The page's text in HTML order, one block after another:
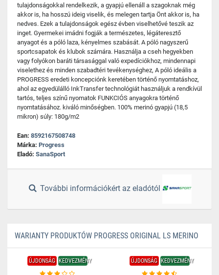
tulajdonságokkal rendelkezik, a gyapjú ellenáll a szagoknak még
akkor is, ha hosszú ideig viselik, és melegen tartja Önt akkor is, ha
nedves. Ezek a tulajdonságok egész évben viselhetővé teszik az
inget. Gyermekei imádni fogják a természetes, légáteresztő
anyagot és a póló laza, kényelmes szabását. A póló nagyszerű
sportcsapatok és klubok számára. Használja a cseh hegyekben
vagy folyókon baráti társasággal való expedíciókhoz, mindennapi
viselethez és minden szabadtéri tevékenységhez, A póló ideális a
PROGRESS eredeti koncepciónk keretében történő nyomtatáshoz,
ahol az egyedülálló InkTransfer technológiát használjuk a rendkívül
tartós, teljes színű nyomatok FUNKCIÓS anyagokra történő
nyomtatásához. kiváló minőségben. 100% merinó gyapjú (18,5
mikron) súly: 180g/m2
Ean: 8592167508748
Márka: Progress
Eladó: SanaSport
További információkért az eladótól
WARIANTY PRODUKTÓW PROGRESS ORIGINAL LS MERINO
ÚJDONSÁG KEDVEZMÉNY ÚJDONSÁG KEDVEZMÉNY